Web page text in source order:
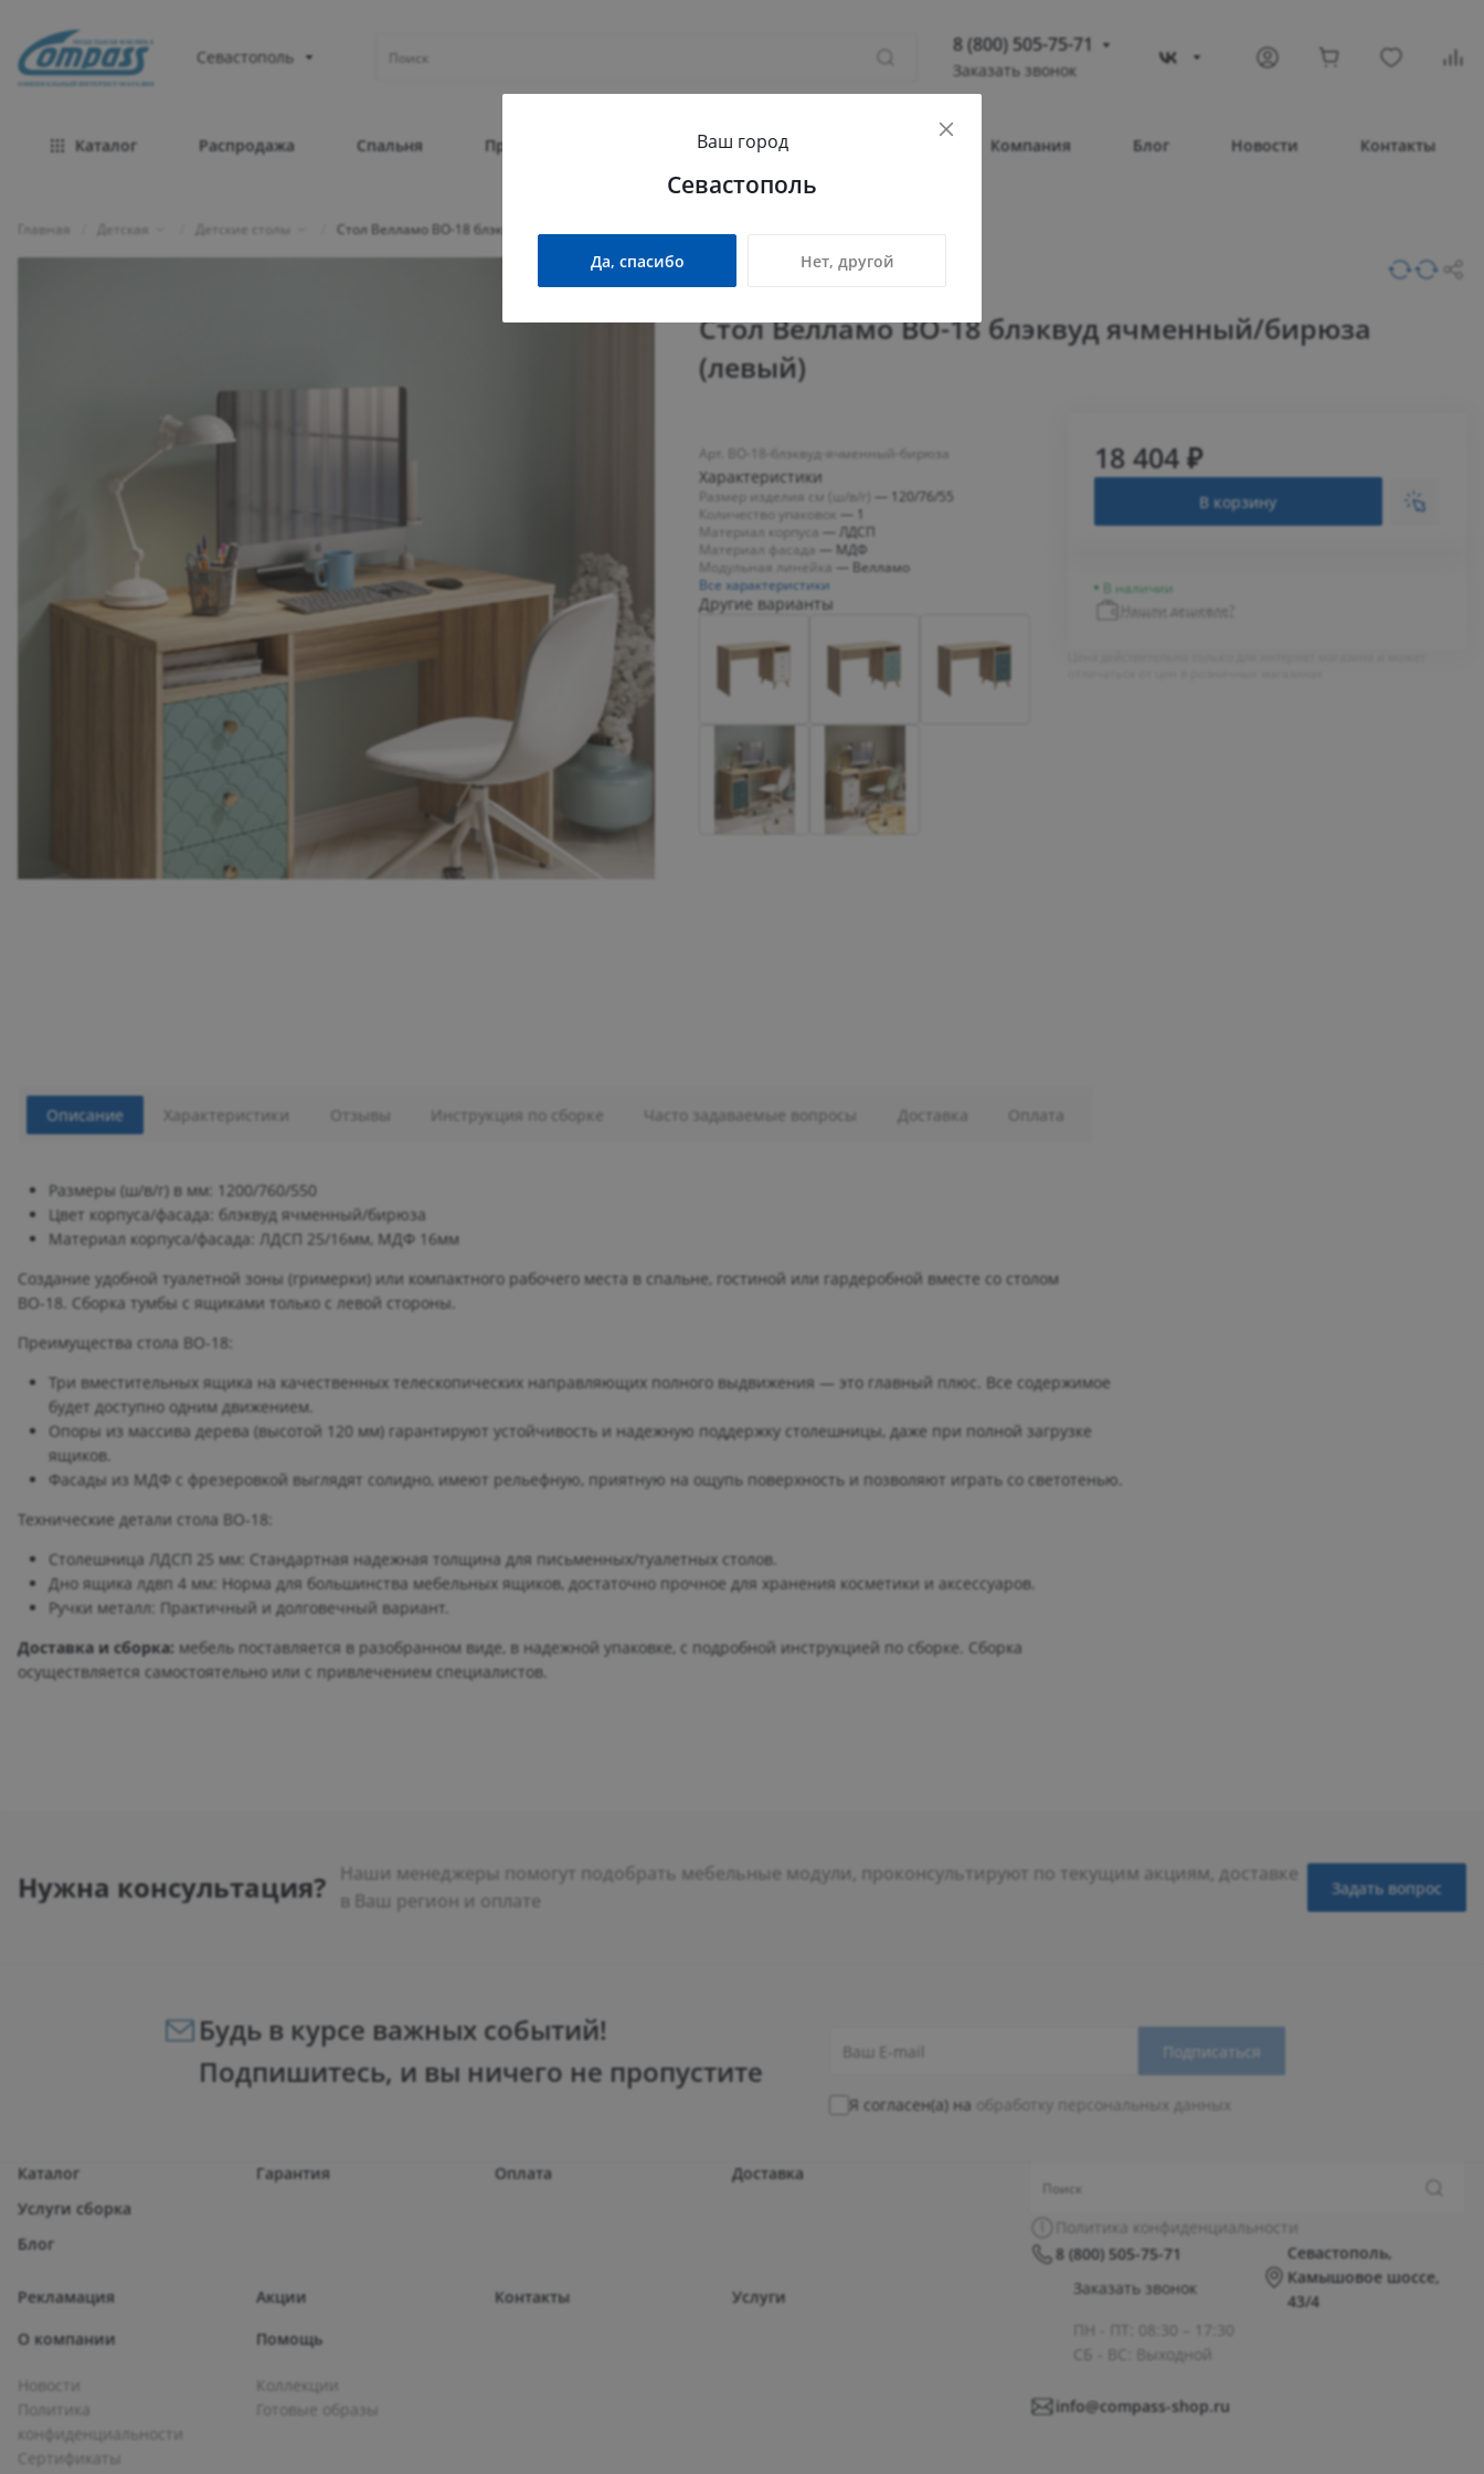
МЕБЕЛЬНАЯ ФАБРИКА
ОФИЦИАЛЬНЫЙ ИНТЕРНЕТ-МАГАЗИН
Севастополь
8 (800) 505-75-71
Севастополь
Заказать звонок
Каталог Распродажа Спальня Прихожая Гостиная Детская Компания Блог Новости Контакты
Главная Детская Детские столы Стол Велламо ВО-18 блэквуд ячменный/бирюза (левый)
Стол Велламо ВО-18 блэквуд ячменный/бирюза
(левый)
Арт. ВО-18-блэквуд-ячменный-бирюза
Характеристики
Размер изделия см (ш/в/г) — 120/76/55
Количество упаковок — 1
Материал корпуса
— ЛДСП
Материал фасада
— МДФ
Модульная линейка
— Велламо
Все характеристики
Другие варианты
18 404 ₽
В корзину
В наличии
Нашли дешевле?
Описание
Размеры (ш/в/г) в мм: 1200/760/550
Цвет корпуса/фасада: блэквуд ячменный/бирюза
Материал корпуса/фасада: ЛДСП 25/16мм, МДФ 16мм
Создание удобной туалетной зоны (гримерки) или компактного рабочего места в спальне, гостиной или гардеробной вместе со столом
ВО-18. Сборка тумбы с ящиками только с левой стороны.
Преимущества стола ВО-18:
Три вместительных ящика на качественных телескопических направляющих полного выдвижения — это главный плюс. Все содержимое
будет доступно одним движением.
Опоры из массива дерева (высотой 120 мм) гарантируют устойчивость и надежную поддержку столешницы, даже при полной загрузке
ящиков.
Фасады из МДФ с фрезеровкой выглядят солидно, имеют рельефную, приятную на ощупь поверхность и позволяют играть со светотенью.
Технические детали стола ВО-18:
Столешница ЛДСП 25 мм: Стандартная надежная толщина для письменных/туалетных столов.
Дно ящика лдвп 4 мм: Норма для большинства мебельных ящиков, достаточно прочное для хранения косметики и аксессуаров.
Ручки металл: Практичный и долговечный вариант.
Доставка и сборка: мебель поставляется в разобранном виде, в надежной упаковке, с подробной инструкцией по сборке. Сборка
осуществляется самостоятельно или с привлечением специалистов.
Характеристики Отзывы Инструкция по сборке Часто задаваемые вопросы Доставка Оплата
Нужна консультация?
Наши менеджеры помогут подобрать мебельные модули, проконсультируют по текущим акциям, доставке
в Ваш регион и оплате
Задать вопрос
Будь в курсе важных событий!
Подпишитесь, и вы ничего не пропустите
Подписаться
Я согласен(а) на обработку персональных данных
Каталог
Услуги сборка
Блог
Гарантия Оплата Доставка
Рекламация Акции Контакты
Услуги
О компании
Новости
Политика
конфиденциальности
Сертификаты
Помощь
Коллекции
Готовые образы
Политика конфиденциальности
8 (800) 505-75-71
Заказать звонок
ПН - ПТ: 08:30 – 17:30
СБ - ВС: Выходной
Севастополь,
Камышовое шоссе,
43/4
info@compass-shop.ru
Ваш город
Севастополь
Да, спасибо Нет, другой